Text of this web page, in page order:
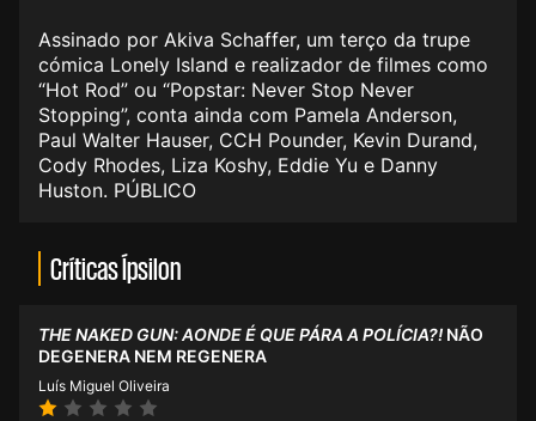
Assinado por Akiva Schaffer, um terço da trupe
cómica Lonely Island e realizador de filmes como
“Hot Rod” ou “Popstar: Never Stop Never
Stopping”, conta ainda com Pamela Anderson,
Paul Walter Hauser, CCH Pounder, Kevin Durand,
Cody Rhodes, Liza Koshy, Eddie Yu e Danny
Huston. PÚBLICO
Críticas Ípsilon
THE NAKED GUN: AONDE É QUE PÁRA A POLÍCIA?! NÃO
DEGENERA NEM REGENERA
Luís Miguel Oliveira